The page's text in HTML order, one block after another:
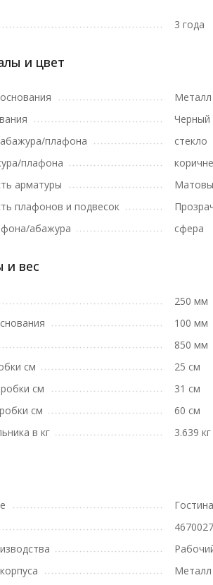
3 года
и цвет
Металл
Черный
плафона
стекло
плафона
арматуры
плафонов и подвесок
абажура
сфера
и вес
250 мм
100 мм
850 мм
см
25 см
см
31 см
см
60 см
в кг
3.639 кг
Металл